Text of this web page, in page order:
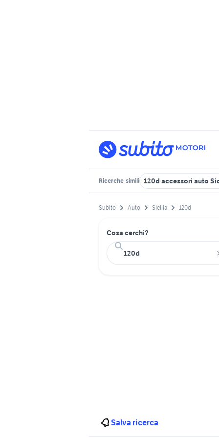
Ricerche simili 120d accessori auto
Subito Auto Sicilia 120d
Cosa cerchi?
Salva ricerca